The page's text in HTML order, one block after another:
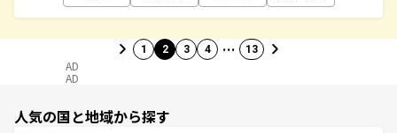
1 2 3 4 … 13
AD
AD
人気の国と地域から探す